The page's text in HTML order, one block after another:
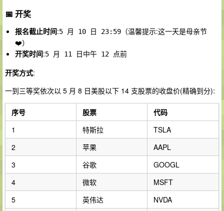
📅 开奖
报名截止时间:5 月 10 日 23:59 （温馨提示:这一天是母亲节
❤️）
开奖时间:5 月 11 日中午 12 点前
开奖方式:
一到三等奖依次以 5 月 8 日美股以下 14 支股票的收盘价(精确到分):
序号 股票
代码
1
特斯拉
TSLA
2
苹果
AAPL
3
谷歌
GOOGL
4
微软
MSFT
5
英伟达
NVDA